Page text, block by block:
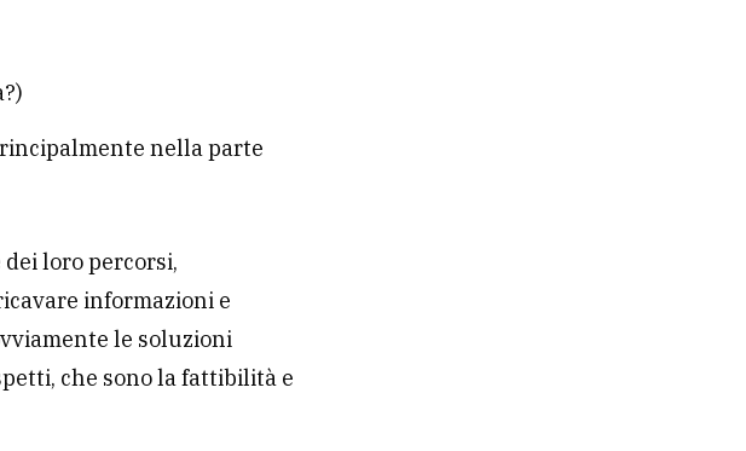
nella parte
loro percorsi,
informazioni e
le soluzioni
che sono la fattibilità e